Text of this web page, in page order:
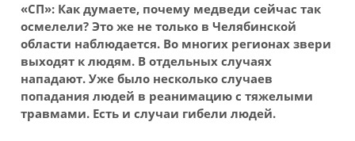
«СП»: Как думаете, почему медведи сейчас так
осмелели? Это же не только в Челябинской
области наблюдается. Во многих регионах звери
выходят к людям. В отдельных случаях
нападают. Уже было несколько случаев
попадания людей в реанимацию с тяжелыми
травмами. Есть и случаи гибели людей.